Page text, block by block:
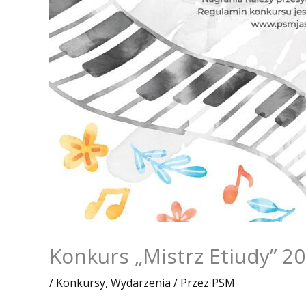
Konkurs „Mistrz Etiudy”
/ Konkursy, Wydarzenia / Przez PSM